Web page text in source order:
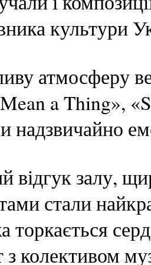
культури
атмосферу
a Thing»,
надзвичайно
відгук залу,
стали
торкається
з колективом